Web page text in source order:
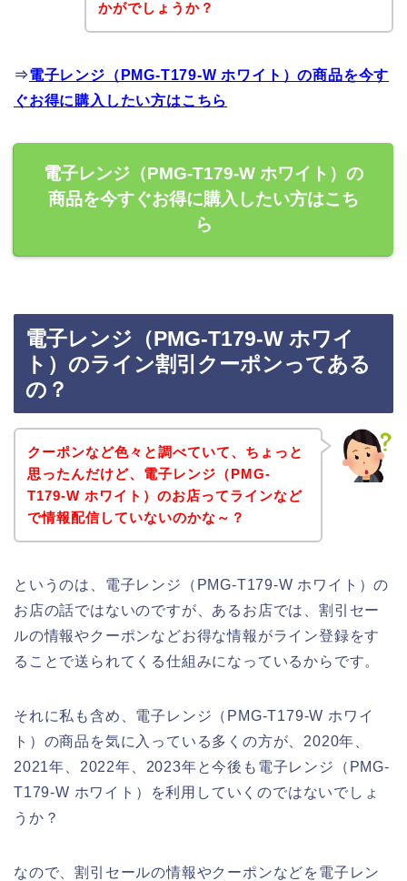
かがでしょうか？
⇒電子レンジ（PMG-T179-W ホワイト）の商品を今す
ぐお得に購入したい方はこちら
電子レンジ（PMG-T179-W ホワイト）の
商品を今すぐお得に購入したい方はこち
ら
電子レンジ（PMG-T179-W ホワイ
ト）のライン割引クーポンってある
の？
クーポンなど色々と調べていて、ちょっと
思ったんだけど、電子レンジ（PMG-
T179-W ホワイト）のお店ってラインなど
で情報配信していないのかな～？
というのは、電子レンジ（PMG-T179-W ホワイト）の
お店の話ではないのですが、あるお店では、割引セー
ルの情報やクーポンなどお得な情報がライン登録をす
ることで送られてくる仕組みになっているからです。
それに私も含め、電子レンジ（PMG-T179-W ホワイ
ト）の商品を気に入っている多くの方が、2020年、
2021年、2022年、2023年と今後も電子レンジ（PMG-
T179-W ホワイト）を利用していくのではないでしょ
うか？
なので、割引セールの情報やクーポンなどを電子レン